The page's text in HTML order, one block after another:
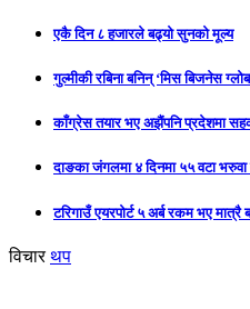
एकै दिन ८ हजारले बढ्यो सुनको मूल्य
गुल्मीकी रबिना बनिन् ‘मिस बिजनेस
काँग्रेस तयार भए अझैंपनि प्रदेशमा
दाङका जंगलमा ४ दिनमा ५५ वटा
टरिगाउँ एयरपोर्ट ५ अर्ब रकम भए
विचार थप